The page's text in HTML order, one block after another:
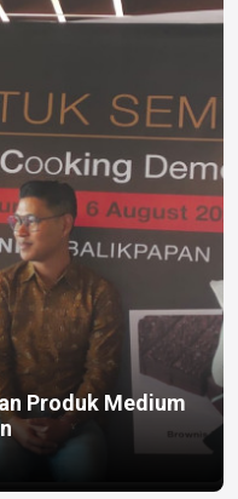
Produk Medium